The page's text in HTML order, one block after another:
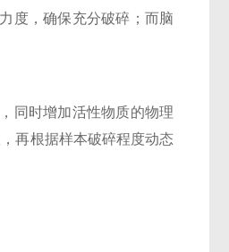
度，确保充分破碎；而脑
同时增加活性物质的物理
再根据样本破碎程度动态